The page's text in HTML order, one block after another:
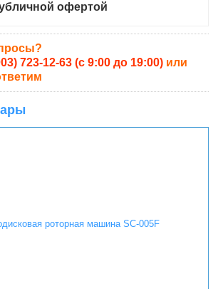
офертой
723-12-63 (с 9:00 до 19:00) или